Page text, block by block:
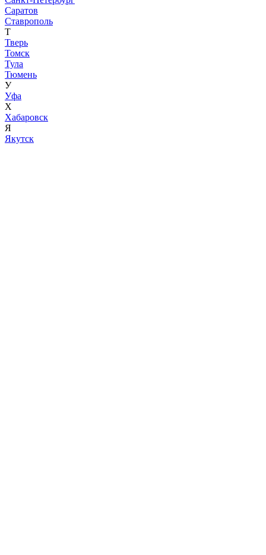
Саратов
Ставрополь
Т
Тверь
Томск
Тула
Тюмень
У
Уфа
Х
Хабаровск
Я
Якутск